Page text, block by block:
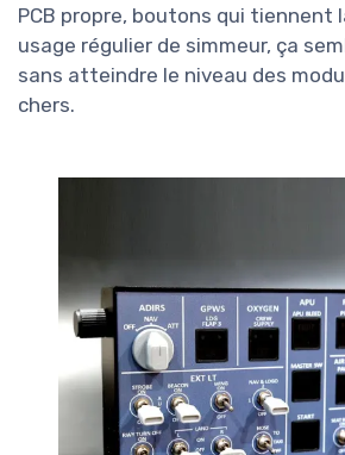
PCB propre, boutons qui tiennent
usage régulier de simmeur, ça
sans atteindre le niveau des
chers.